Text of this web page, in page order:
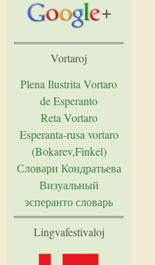
Vortaroj
Plena Ilustrita Vortaro
de Esperanto
Reta Vortaro
Esperanta-rusa vortaro
(Bokarev,Finkel)
Словари Кондратьева
Визуальный
эсперанто словарь
Lingvafestivaloj